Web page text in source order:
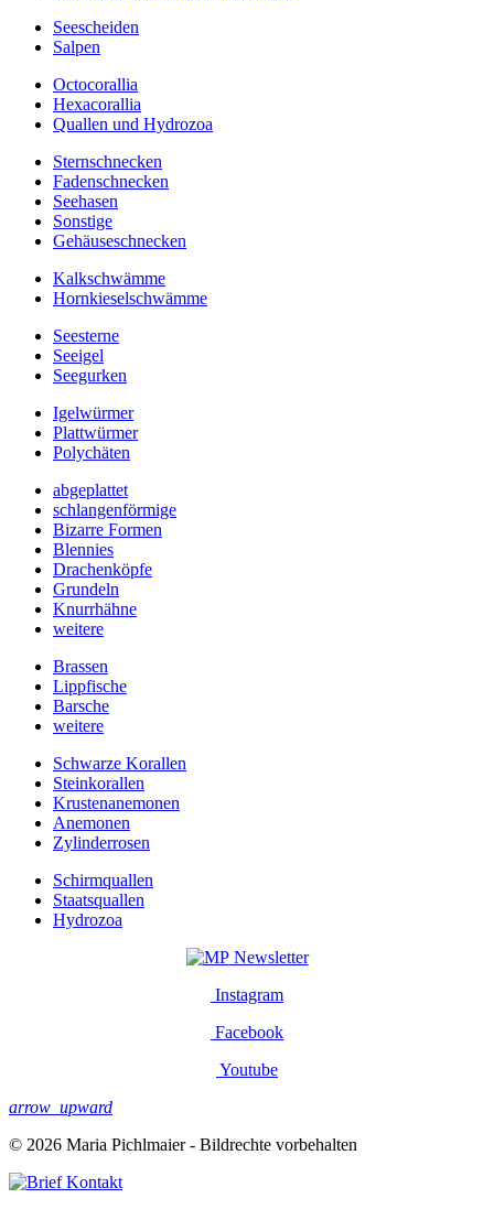
Seescheiden
Salpen
Octocorallia
Hexacorallia
Quallen und Hydrozoa
Sternschnecken
Fadenschnecken
Seehasen
Sonstige
Gehäuseschnecken
Kalkschwämme
Hornkieselschwämme
Seesterne
Seeigel
Seegurken
Igelwürmer
Plattwürmer
Polychäten
abgeplattet
schlangenförmige
Bizarre Formen
Blennies
Drachenköpfe
Grundeln
Knurrhähne
weitere
Brassen
Lippfische
Barsche
weitere
Schwarze Korallen
Steinkorallen
Krustenanemonen
Anemonen
Zylinderrosen
Schirmquallen
Staatsquallen
Hydrozoa
Newsletter
Instagram
Facebook
Youtube
arrow_upward
© 2026 Maria Pichlmaier - Bildrechte vorbehalten
Kontakt